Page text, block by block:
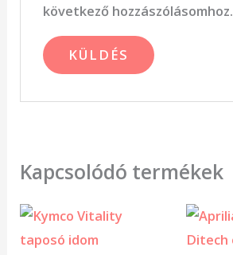
következő hozzászólásomhoz.
Kapcsolódó termékek